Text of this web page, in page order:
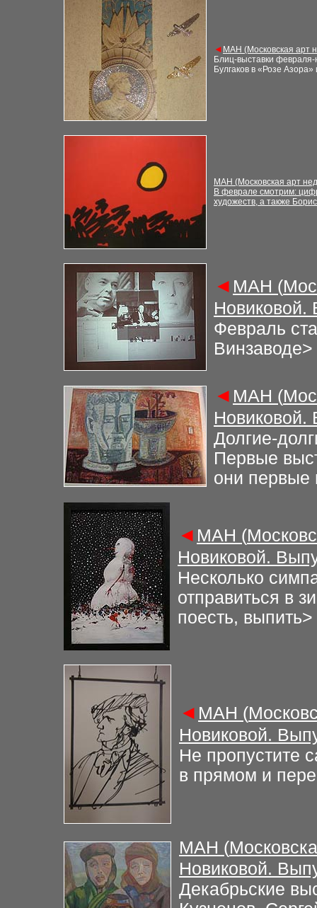
◄ МАН (Московская арт
Блиц-выставки
Булгаков в «Розе
МАН (Московская арт
В феврале смотрим:
художеств, а также
◄ МАН (
Новиковой.
Февраль
Винзаводе>
◄ МАН (
Новиковой.
Долгие-
Первые
они первые
◄ МАН (
Новиковой.
Несколько
отправиться в
поесть, выпить>
◄ МАН (
Новиковой.
Не пропустите
в прямом и
МАН (
Новиковой.
Декабрьские